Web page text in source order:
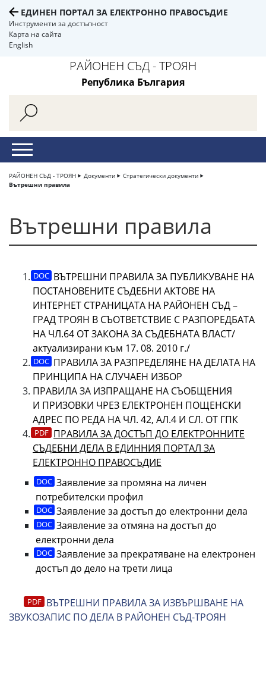
ЕДИНЕН ПОРТАЛ ЗА ЕЛЕКТРОННО ПРАВОСЪДИЕ
Инструменти за достъпност
Карта на сайта
English
РАЙОНЕН СЪД - ТРОЯН
Република България
РАЙОНЕН СЪД - ТРОЯН Документи
Стратегически документи
Вътрешни правила
Вътрешни правила
ВЪТРЕШНИ ПРАВИЛА ЗА ПУБЛИКУВАНЕ НА
ПОСТАНОВЕНИТЕ СЪДЕБНИ АКТОВЕ НА
ИНТЕРНЕТ СТРАНИЦАТА НА РАЙОНЕН СЪД –
ГРАД ТРОЯН В СЪОТВЕТСТВИЕ С РАЗПОРЕДБАТА
НА ЧЛ.64 ОТ ЗАКОНА ЗА СЪДЕБНАТА ВЛАСТ/
актуализирани към 17. 08. 2010 г./
ПРАВИЛА ЗА РАЗПРЕДЕЛЯНЕ НА ДЕЛАТА НА
ПРИНЦИПА НА СЛУЧАЕН ИЗБОР
ПРАВИЛА ЗА ИЗПРАЩАНЕ НА СЪОБЩЕНИЯ
И ПРИЗОВКИ ЧРЕЗ ЕЛЕКТРОНЕН ПОЩЕНСКИ
АДРЕС ПО РЕДА НА ЧЛ. 42, АЛ.4 И СЛ. ОТ ГПК
ПРАВИЛА ЗА ДОСТЪП ДО ЕЛЕКТРОННИТЕ
СЪДЕБНИ ДЕЛА В ЕДИННИЯ ПОРТАЛ ЗА
ЕЛЕКТРОННО ПРАВОСЪДИЕ
Заявление за промяна на личен
потребителски профил
Заявление за достъп до електронни дела
Заявление за отмяна на достъп до
електронни дела
Заявление за прекратяване на електронен
достъп до дело на трети лица
ВЪТРЕШНИ ПРАВИЛА ЗА ИЗВЪРШВАНЕ НА
ЗВУКОЗАПИС ПО ДЕЛА В РАЙОНЕН СЪД-ТРОЯН